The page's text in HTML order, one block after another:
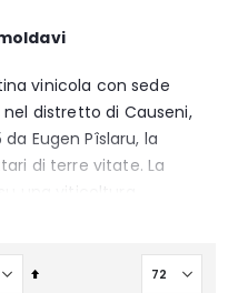
vinicola con sede
distretto di Causeni,
Eugen Pîslaru, la
di terre vitate. La
una viticoltura
l'autenticità e il
Imposta